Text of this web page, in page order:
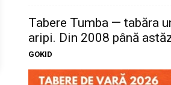
Tabere Tumba — tabăra
aripi. Din 2008 până
GOKID